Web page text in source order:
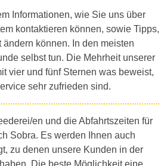
Informationen, wie Sie uns über
kontaktieren können, sowie Tipps,
können. In den meisten
selbst tun. Die Mehrheit unserer
vier und fünf Sternen was beweist,
sehr zufrieden sind.
en und die Abfahrtszeiten für
Sobra. Es werden Ihnen auch
zu denen unsere Kunden in der
Die beste Möglichkeit eine